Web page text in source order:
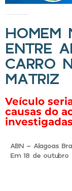
HOMEM
ENTRE
CARRO
MATRIZ
Veículo
causas do
ABN - Alagoas
Em 18 de outubro